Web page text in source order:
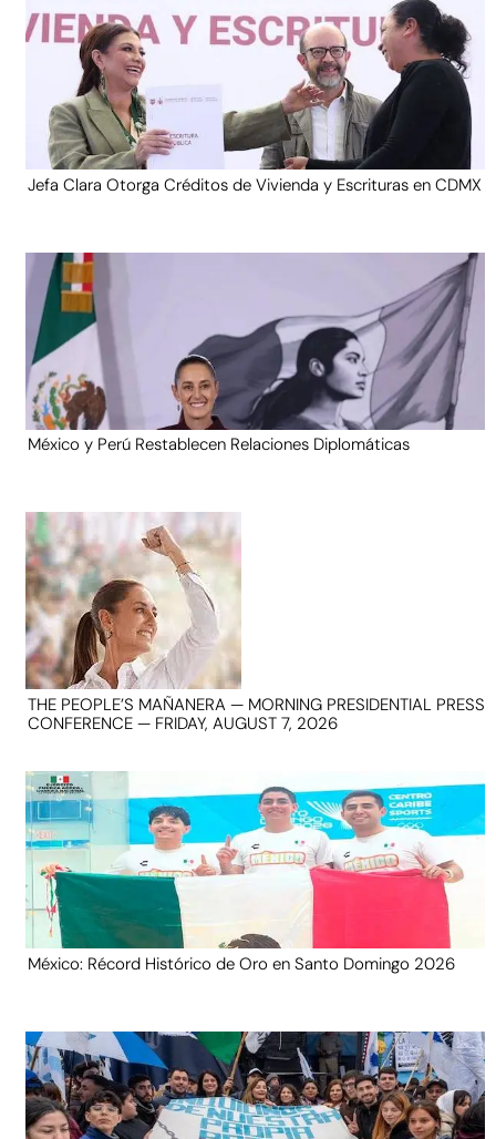
Jefa Clara Otorga Créditos de Vivienda y Escrituras en CDMX
México y Perú Restablecen Relaciones Diplomáticas
THE PEOPLE’S MAÑANERA — MORNING PRESIDENTIAL PRESS
CONFERENCE — FRIDAY, AUGUST 7, 2026
México: Récord Histórico de Oro en Santo Domingo 2026